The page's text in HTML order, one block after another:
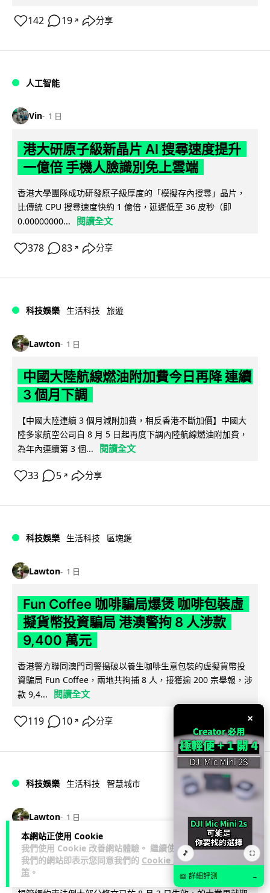
本網站正使用 Cookie
我們使用 Cookie 改善網站體驗。 繼續使用
我們的網站即表示您同意我們的 Cookie 政
策 。
142 19 ↗ 分享
人工智能
Vin 1 日
港大研原子級新晶片 AI 搜尋速度提升
一億倍 手機人臉識別免上雲端
香港大學團隊成功研發原子級厚度的「模擬存內搜尋」晶片，
比傳統 CPU 搜尋速度快約 1 億倍，延遲低至 36 皮秒（即
0.00000000...
閱讀全文
378 83 ↗ 分享
科技娛樂 生活科技 旅遊
Lawton 1 日
中國大陸航線燃油附加費今日再降 連續
3 個月下調
【中國大陸連續 3 個月減附加費，相反香港不斷加價】中國大
陸多家航空公司自 8 月 5 日起再度下調內陸航線燃油附加費，
為年內連續第 3 個...
閱讀全文
33 5 ↗ 分享
科技娛樂 生活科技 區塊鏈
Lawton 1 日
Fun Coffee 咖啡騙局爆煲 咖啡包裝虛
擬貨幣投資騙局 港澳警拘 8 人涉款
9,400 萬元
香港警方聯同澳門司警搗破以養生咖啡生意包裝的虛擬貨幣投
資騙局 Fun Coffee，兩地共拘捕 8 人，接獲逾 200 宗舉報，涉
款 9,4...
閱讀全文
119 10 ↗ 分享
科技娛樂 生活科技 智慧城市
Lawton 1 日
網約車條例生效 有司機暫時停工避風頭
的士業界籲白牌 "改邪歸正"
×
🎵 ⛶
📖 詳細評測 →